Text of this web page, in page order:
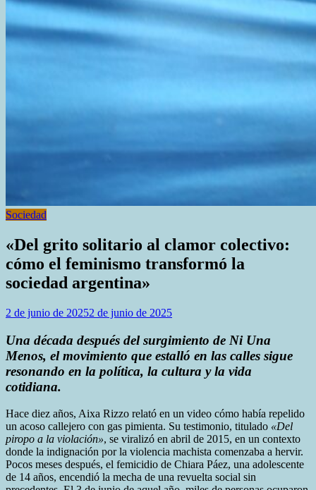
Sociedad
«Del grito solitario al clamor colectivo:
cómo el feminismo transformó la
sociedad argentina»
2 de junio de 20252 de junio de 2025
Una década después del surgimiento de Ni Una
Menos, el movimiento que estalló en las calles sigue
resonando en la política, la cultura y la vida
cotidiana.
Hace diez años, Aixa Rizzo relató en un video cómo había repelido
un acoso callejero con gas pimienta. Su testimonio, titulado «Del
piropo a la violación», se viralizó en abril de 2015, en un contexto
donde la indignación por la violencia machista comenzaba a hervir.
Pocos meses después, el femicidio de Chiara Páez, una adolescente
de 14 años, encendió la mecha de una revuelta social sin